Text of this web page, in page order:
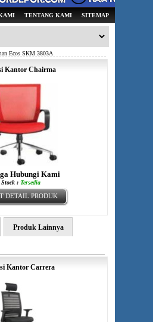
TENTANG KAMI SITEMAP
Ecos SKM 3803A
Kantor Chairma
Hubungi Kami
Stock : Tersedia
DETAIL PRODUK
Produk Lainnya
Kantor Carrera